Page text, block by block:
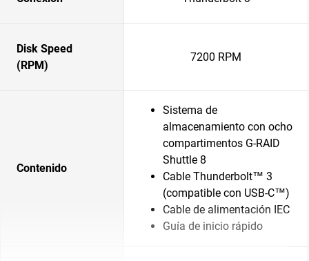
Disk Speed
(RPM)
7200 RPM
Contenido
Sistema de
almacenamiento con ocho
compartimentos G-RAID
Shuttle 8
Cable Thunderbolt™ 3
(compatible con USB-C™)
Cable de alimentación IEC
Guía de inicio rápido